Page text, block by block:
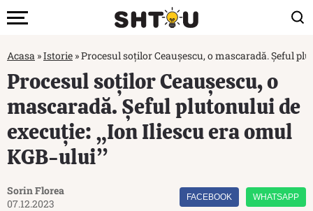
Acasa »Istorie »Procesul soților Ceaușescu, o mascaradă. Șeful
Procesul soților Ceaușescu, o
mascaradă. Șeful plutonului de
execuție: „Ion Iliescu era omul
KGB-ului”
Sorin Florea
07.12.2023
FACEBOOK WHATSAPP